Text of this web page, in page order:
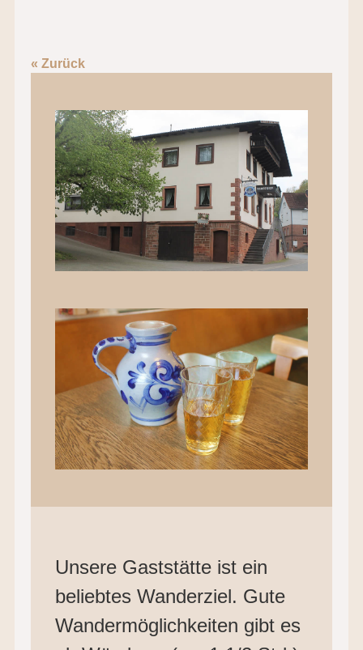
« Zurück
Unsere Gaststätte ist ein
beliebtes Wanderziel. Gute
Wandermöglichkeiten gibt es